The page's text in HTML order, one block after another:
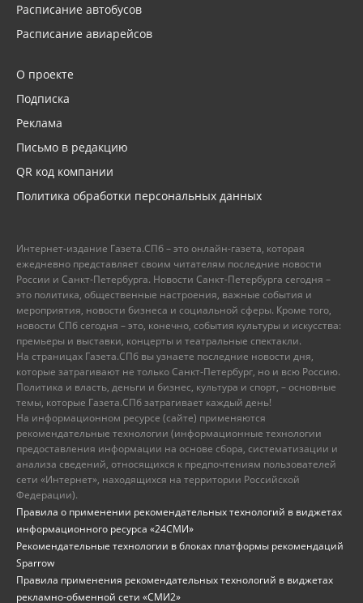
Расписание автобусов
Расписание авиарейсов
О проекте
Подписка
Реклама
Письмо в редакцию
QR код компании
Политика обработки персональных данных
Интернет-издание Газета.СПб – это онлайн-газета, которая
ежедневно представляет своим читателям последние новости
России и Санкт-Петербурга. Новости Санкт-Петербурга сегодня –
это политика, общественные настроения, важные события и
мероприятия, новости бизнеса и социальной сферы. Кроме того,
новости СПб сегодня – это, конечно, события культуры и искусства:
премьеры и выставки, концерты и театральные спектакли.
На страницах Газета.СПб вы узнаете последние новости дня,
которые затрагивают не только Санкт-Петербург, но и всю Россию.
Политика и власть, деньги и бизнес, культура и спорт, – основные
темы, которые Газета.СПб затрагивает каждый день!
На информационном ресурсе (сайте) применяются
рекомендательные технологии (информационные технологии
предоставления информации на основе сбора, систематизации и
анализа сведений, относящихся к предпочтениям пользователей
сети «Интернет», находящихся на территории Российской
Федерации).
Правила о применении рекомендательных технологий в виджетах
информационного ресурса «24СМИ»
Рекомендательные технологии в блоках платформы рекомендаций
Sparrow
Правила применения рекомендательных технологий в виджетах
рекламно-обменной сети «СМИ2»